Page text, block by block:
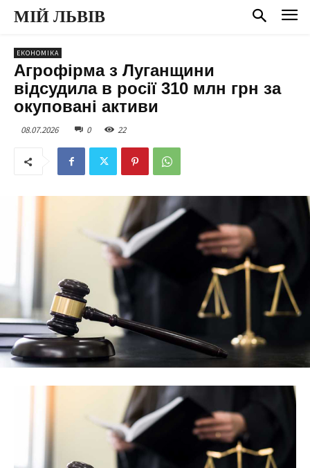
МІЙ ЛЬВІВ
ЕКОНОМІКА
Агрофірма з Луганщини
відсудила в росії 310 млн грн за
окуповані активи
08.07.2026 0 22